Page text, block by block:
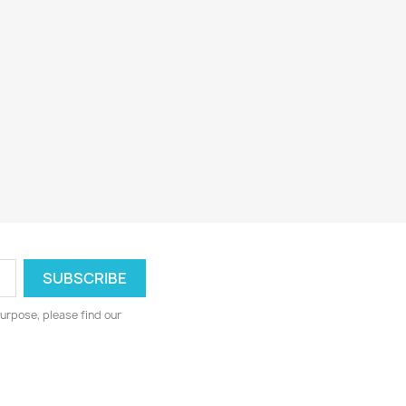
please find our